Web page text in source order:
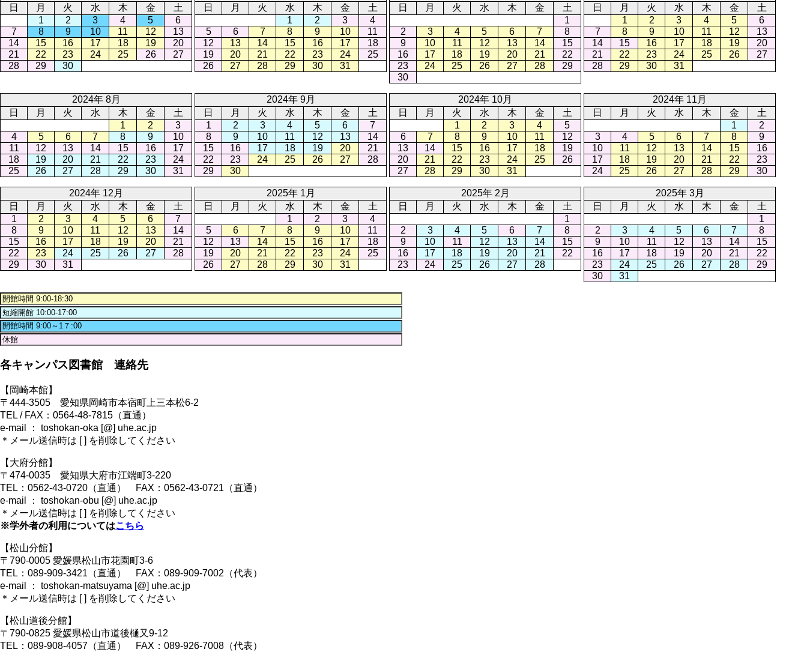
日
月 火 水 木 金
土
1
2 3 4 5
6
7
8 9 10 11 12
13
14
15 16 17 18 19
20
21
22 23 24 25 26
27
28
29 30
日
月 火 水 木 金
土
1
2 3
4
5
6 7 8 9 10
11
12
13 14 15 16 17
18
19
20 21 22 23 24
25
26
27 28 29 30 31
日
月 火 水 木 金
土
1
2
3 4 5 6 7
8
9
10 11 12 13 14
15
16
17 18 19 20 21
22
23
24 25 26 27 28
29
30
日
月 火 水 木 金
土
1
2 3 4 5
6
7
8 9 10 11 12
13
14
15 16 17 18 19
20
21
22 23 24 25 26
27
28
29 30 31
2024年 8月
日
月 火 水 木 金
土
1
2
3
4
5 6 7 8 9
10
11
12 13 14 15 16
17
18
19 20 21 22 23
24
25
26 27 28 29 30 31
2024年 9月
日
月 火 水 木 金
土
1
2 3 4 5 6
7
8
9 10 11 12 13
14
15
16 17 18 19 20
21
22
23 24 25 26 27
28
29
30
2024年 10月
日
月 火 水 木 金
土
1
2 3 4
5
6
7 8 9 10 11
12
13
14 15 16 17 18
19
20
21 22 23 24 25
26
27
28 29 30 31
2024年 11月
日
月 火 水 木 金
土
1
2
3
4 5 6 7 8
9
10
11 12 13 14 15
16
17
18 19 20 21 22
23
24
25 26 27 28 29 30
2024年 12月
日
月 火 水 木 金
土
1
2 3 4 5 6
7
8
9 10 11 12 13
14
15
16 17 18 19 20
21
22
23 24 25 26 27
28
29
30 31
2025年 1月
日
月 火 水 木 金
土
1
2 3
4
5
6 7 8 9 10
11
12
13 14 15 16 17
18
19
20 21 22 23 24
25
26
27 28 29 30 31
2025年 2月
日
月 火 水 木 金
土
1
2
3 4 5 6 7
8
9
10 11 12 13 14
15
16
17 18 19 20 21
22
23
24 25 26 27 28
2025年 3月
日
月 火 水 木 金
土
1
2
3 4 5 6 7
8
9
10 11 12 13 14
15
16
17 18 19 20 21
22
23
24 25 26 27 28
29
30
31
各キャンパス図書館 連絡先
【岡崎本館】
〒444-3505 愛知県岡崎市本宿町上三本松6-2
TEL / FAX：0564-48-7815（直通）
e-mail ： toshokan-oka [@] uhe.ac.jp
＊メール送信時は [ ] を削除してください
【大府分館】
〒474-0035 愛知県大府市江端町3-220
TEL：0562-43-0720（直通） FAX：0562-43-0721（直通）
e-mail ： toshokan-obu [@] uhe.ac.jp
＊メール送信時は [ ] を削除してください
※学外者の利用についてはこちら
【松山分館】
〒790-0005 愛媛県松山市花園町3-6
TEL：089-909-3421（直通） FAX：089-909-7002（代表）
e-mail ： toshokan-matsuyama [@] uhe.ac.jp
＊メール送信時は [ ] を削除してください
【松山道後分館】
〒790-0825 愛媛県松山市道後樋又9-12
TEL：089-908-4057（直通） FAX：089-926-7008（代表）